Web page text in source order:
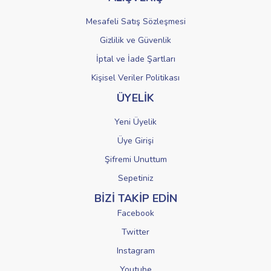
Mesafeli Satış Sözleşmesi
Gizlilik ve Güvenlik
İptal ve İade Şartları
Kişisel Veriler Politikası
ÜYELİK
Yeni Üyelik
Üye Girişi
Şifremi Unuttum
Sepetiniz
BİZİ TAKİP EDİN
Facebook
Twitter
Instagram